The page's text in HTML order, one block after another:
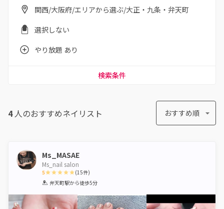
関西/大阪府/エリアから選ぶ/大正・九条・弁天町
選択しない
やり放題 あり
検索条件
4人のおすすめネイリスト おすすめ順
Ms_MASAE
Ms_nail salon
5
1 2 3 4 5
(15件)
弁天町駅から徒歩5分